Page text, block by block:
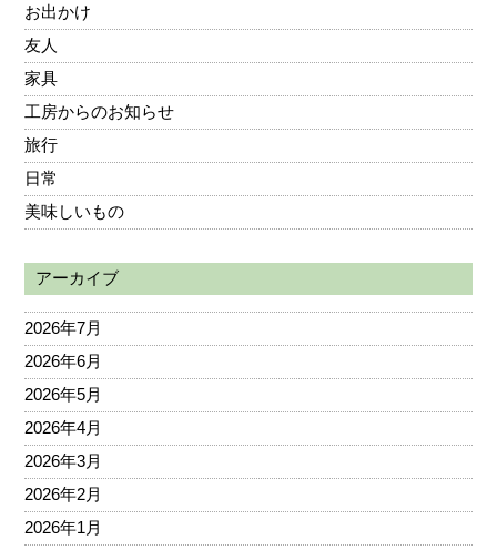
お出かけ
友人
家具
工房からのお知らせ
旅行
日常
美味しいもの
アーカイブ
2026年7月
2026年6月
2026年5月
2026年4月
2026年3月
2026年2月
2026年1月